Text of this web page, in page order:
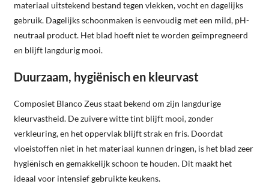
materiaal uitstekend bestand tegen vlekken, vocht en dagelijks
gebruik. Dagelijks schoonmaken is eenvoudig met een mild, pH-
neutraal product. Het blad hoeft niet te worden geïmpregneerd
en blijft langdurig mooi.
Duurzaam, hygiënisch en kleurvast
Composiet Blanco Zeus staat bekend om zijn langdurige
kleurvastheid. De zuivere witte tint blijft mooi, zonder
verkleuring, en het oppervlak blijft strak en fris. Doordat
vloeistoffen niet in het materiaal kunnen dringen, is het blad zeer
hygiënisch en gemakkelijk schoon te houden. Dit maakt het
ideaal voor intensief gebruikte keukens.